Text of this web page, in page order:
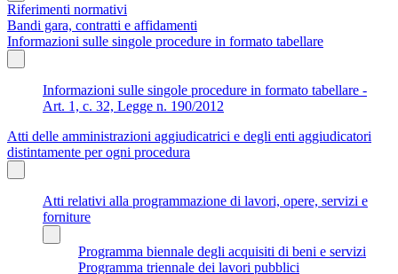
Riferimenti normativi
Bandi gara, contratti e affidamenti
Informazioni sulle singole procedure in formato tabellare
Informazioni sulle singole procedure in formato tabellare -
Art. 1, c. 32, Legge n. 190/2012
Atti delle amministrazioni aggiudicatrici e degli enti aggiudicatori
distintamente per ogni procedura
Atti relativi alla programmazione di lavori, opere, servizi e
forniture
Programma biennale degli acquisiti di beni e servizi
Programma triennale dei lavori pubblici